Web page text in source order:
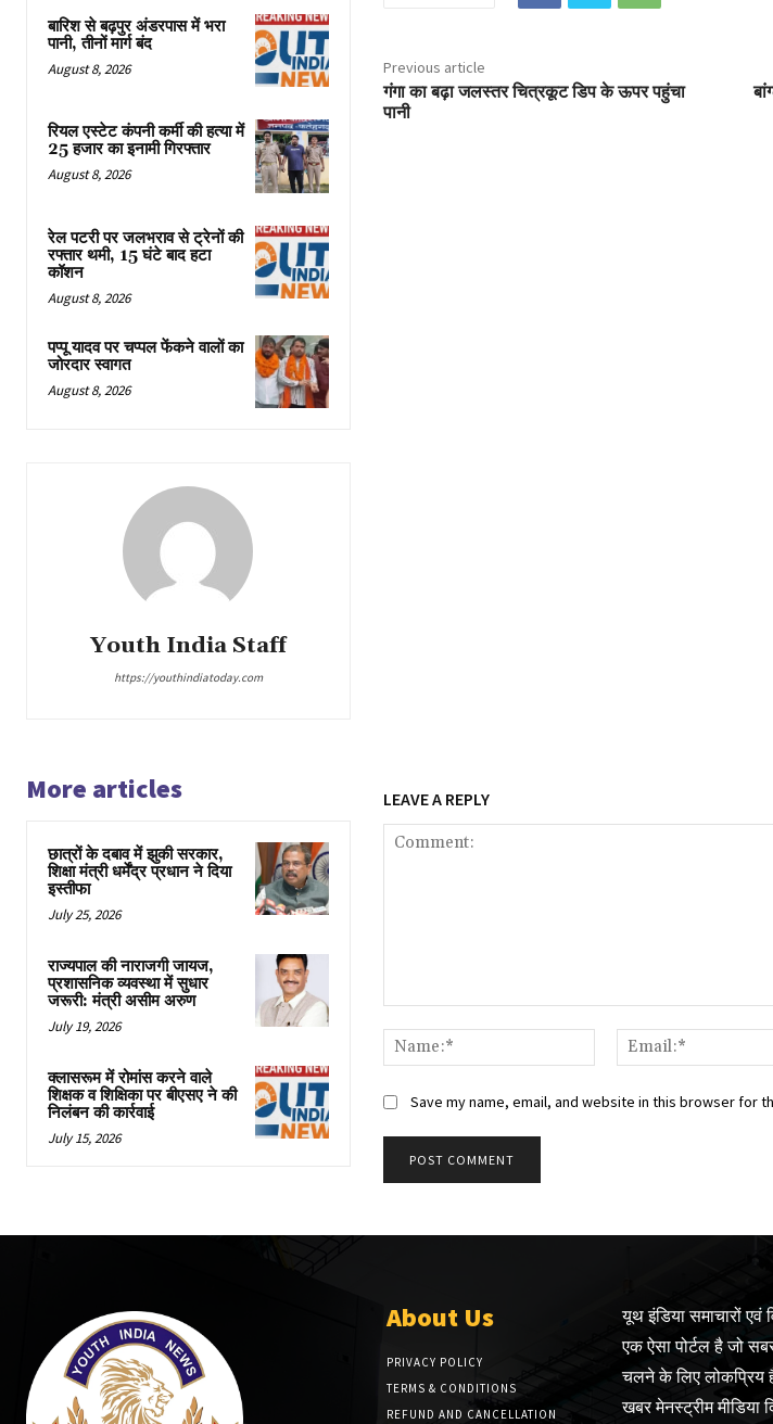
बारिश से बढ़पुर अंडरपास में भरा
पानी, तीनों मार्ग बंद
August 8, 2026
रियल एस्टेट कंपनी कर्मी की हत्या में
25 हजार का इनामी गिरफ्तार
August 8, 2026
रेल पटरी पर जलभराव से ट्रेनों की
रफ्तार थमी, 15 घंटे बाद हटा
कॉशन
August 8, 2026
पप्पू यादव पर चप्पल फेंकने वालों का
जोरदार स्वागत
August 8, 2026
Youth India Staff
https://youthindiatoday.com
Previous article
गंगा का बढ़ा जलस्तर चित्रकूट डिप के ऊपर पहुंचा
पानी
More articles
छात्रों के दबाव में झुकी सरकार,
शिक्षा मंत्री धर्मेंद्र प्रधान ने दिया
इस्तीफा
July 25, 2026
राज्यपाल की नाराजगी जायज,
प्रशासनिक व्यवस्था में सुधार
जरूरी: मंत्री असीम अरुण
July 19, 2026
क्लासरूम में रोमांस करने वाले
शिक्षक व शिक्षिका पर बीएसए ने की
निलंबन की कार्रवाई
July 15, 2026
LEAVE A REPLY
Name:*
Save my name, email, and website in this browser for
About Us
PRIVACY POLICY
TERMS & CONDITIONS
REFUND AND CANCELLATION
यूथ इंडिया समाचारों एवं
एक ऐसा पोर्टल है जो
चलने के लिए लोकप्रिय
खबर मेनस्ट्रीम मीडिया